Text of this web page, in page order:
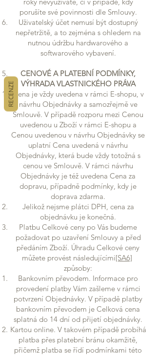
porušíte své povinnosti dle Smlouvy.
Uživatelský účet nemusí být dostupný
nepřetržitě, a to zejména s ohledem na
nutnou údržbu hardwarového a
softwarového vybavení.
CENOVÉ A PLATEBNÍ PODMÍNKY,
VÝHRADA VLASTNICKÉHO PRÁVA
Cena je vždy uvedena v rámci E-shopu, v
návrhu Objednávky a samozřejmě ve
Smlouvě. V případě rozporu mezi Cenou
uvedenou u Zboží v rámci E-shopu a
Cenou uvedenou v návrhu Objednávky se
uplatní Cena uvedená v návrhu
Objednávky, která bude vždy totožná s
cenou ve Smlouvě. V rámci návrhu
Objednávky je též uvedena Cena za
dopravu, případně podmínky, kdy je
doprava zdarma.
Jelikož nejsme plátci DPH, cena za
objednávku je konečná.
Platbu Celkové ceny po Vás budeme
požadovat po uzavření Smlouvy a před
předáním Zboží. Úhradu Celkové ceny
můžete provést následujícími[SA6]
způsoby:
Bankovním převodem. Informace pro
provedení platby Vám zašleme v rámci
potvrzení Objednávky. V případě platby
bankovním převodem je Celková cena
splatná do 14 dní od přijetí objednávky.
Kartou online. V takovém případě probíhá
platba přes platební bránu okamžitě,
přičemž platba se řídí podmínkami této
RECENZE